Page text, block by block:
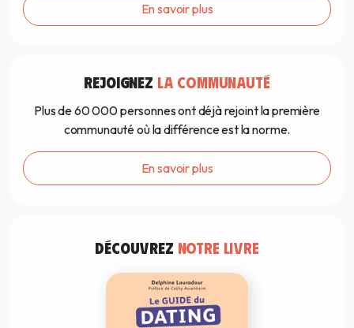
En savoir plus
REJOIGNEZ LA COMMUNAUTÉ
Plus de 60 000 personnes ont déjà rejoint la première
communauté où la différence est la norme.
En savoir plus
DÉCOUVREZ NOTRE LIVRE